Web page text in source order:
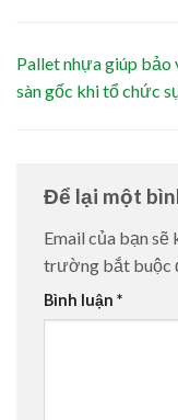
Pallet nhựa giúp bảo
sàn gốc khi tổ chức
Để lại một
Email của bạn
trường bắt buộc
Bình luận *